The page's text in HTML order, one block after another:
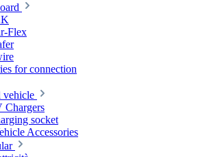
Flex
for connection
vehicle
Chargers
socket
Accessories